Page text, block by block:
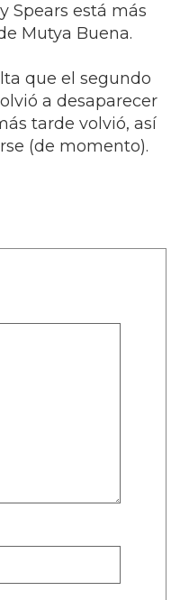
Spears está más
Mutya Buena.
que el segundo
a desaparecer
tarde volvió, así
(de momento).